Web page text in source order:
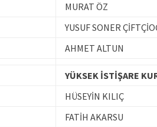
MURAT ÖZ
YUSUF SONER
AHMET ALTUN
YÜKSEK İSTİŞARE
HÜSEYİN KILIÇ
FATİH AKARSU